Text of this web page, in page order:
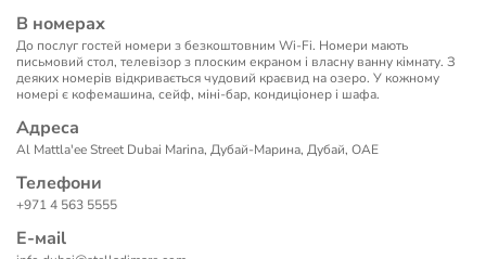
В номерах
До послуг гостей номери з безкоштовним Wi-Fi. Номери мають
письмовий стол, телевізор з плоским екраном і власну ванну кімнату. З
деяких номерів відкривається чудовий краєвид на озеро. У кожному
номері є кофемашина, сейф, міні-бар, кондиціонер і шафа.
Адреса
Al Mattla'ee Street Dubai Marina, Дубай-Марина, Дубай, ОАЕ
Телефони
+971 4 563 5555
Е-маil